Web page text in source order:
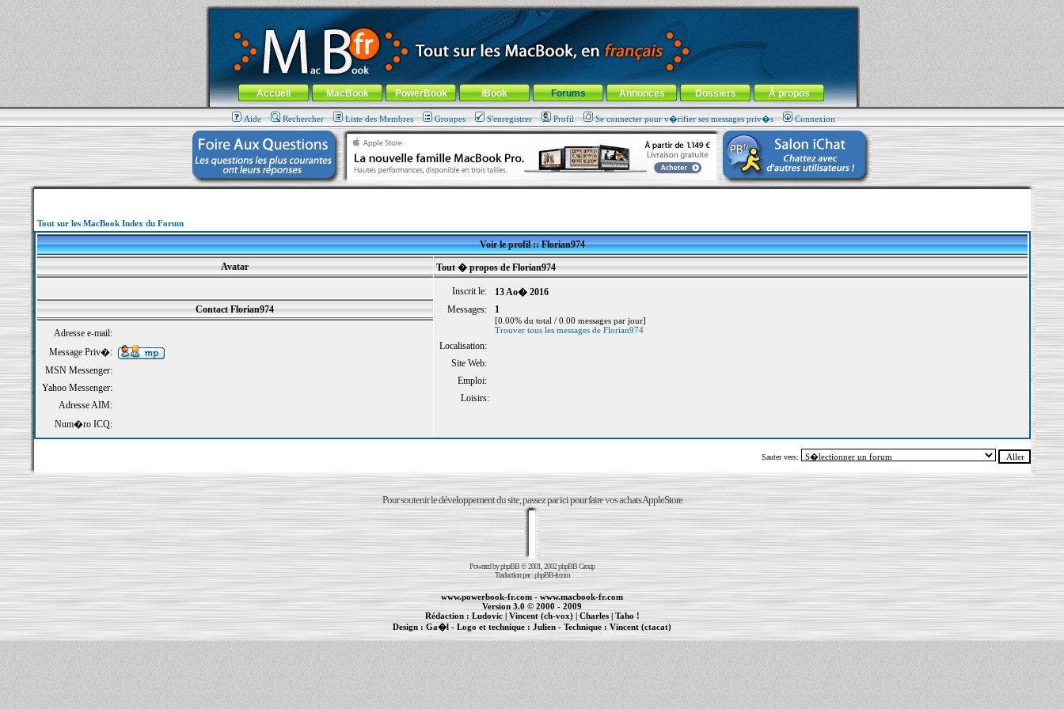
MacBook-fr.com : 100% Apple... 100% nomade !
Aller au contenu-Aller au menu général-Aller au menu de la rubrique
Menu général
Accueil MacBook PowerBook iBook Forums Annonces Dossiers À propos
Aide Rechercher Liste des Membres Groupes S'enregistrer Profil Se connecter pour v�rifier ses messages priv�s Connexion
Tout sur les MacBook Index du Forum
Voir le profil :: Florian974
Avatar
Tout � propos de Florian974
Inscrit le:
13 Ao� 2016
Messages:
1
[0.00% du total / 0.00 messages par jour]
Trouver tous les messages de Florian974
Localisation:
Site Web:
Emploi:
Loisirs:
Contact Florian974
Adresse e-mail:
Message Priv�:
MSN Messenger:
Yahoo Messenger:
Adresse AIM:
Num�ro ICQ:
Sauter vers:
Pour soutenir le développement du site, passez par ici pour faire vos achats AppleStore
Powered byphpBB© 2001, 2002 phpBB Group
Traduction par :phpBB-fr.com
www.powerbook-fr.com - www.macbook-fr.com
Version 3.0 © 2000 - 2009
Rédaction : Ludovic|Vincent (ch-vox)| Charles|Taho !
Design : Ga�l - Logo et technique : Julien - Technique :Vincent (ctacat)
Informations : PowerBook Maintenance Apple et Macintosh à Toulouse cr�ation de sites Internet